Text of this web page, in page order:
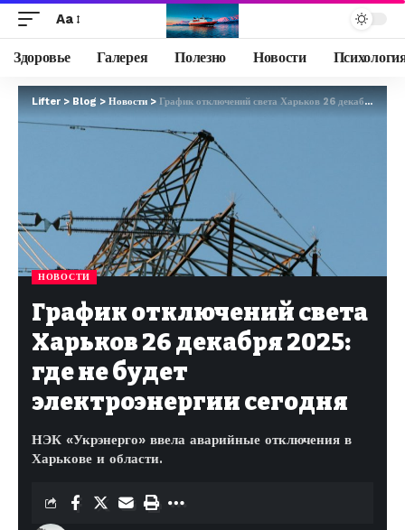
Aa
Здоровье Галерея Полезно Новости
Lifter > Blog > Новости>График отключений света Харьков 26 декабря 2025: где не будет электроэнергии сегодня
НОВОСТИ
График отключений света
Харьков 26 декабря 2025:
где не будет
электроэнергии сегодня
НЭК «Укрэнерго» ввела аварийные отключения в
Харькове и области.